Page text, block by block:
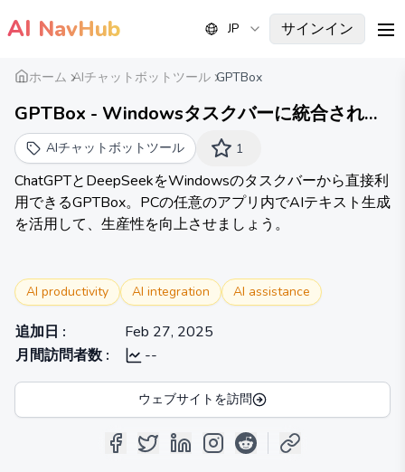
AI NavHub JP サインイン
ホーム AIチャットボットツール GPTBox
GPTBox - Windowsタスクバーに統合された
ChatGPTとDeepSeek
AIチャットボットツール 1
ChatGPTとDeepSeekをWindowsのタスクバーから直接利
用できるGPTBox。PCの任意のアプリ内でAIテキスト生成
を活用して、生産性を向上させましょう。
AI productivity AI integration AI assistance
追加日 :
Feb 27, 2025
月間訪問者数: --
ウェブサイトを訪問